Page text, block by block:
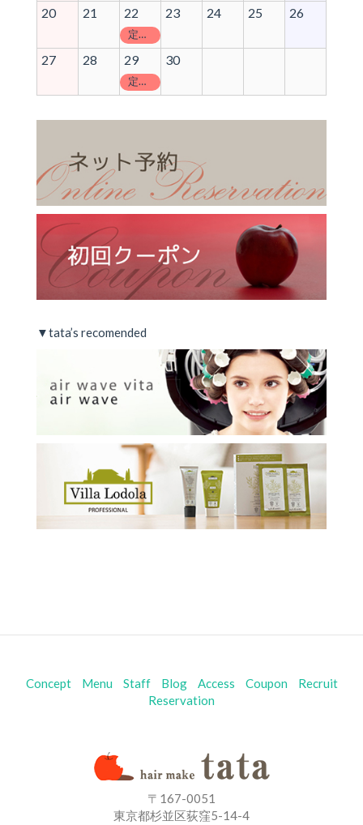
20 21 22
定休日
23 24 25 26
27 28 29
定休日
30
▼tata’s recomended
Concept Menu Staff Blog Access Coupon
Recruit
Reservation
〒167-0051
東京都杉並区荻窪5-14-4